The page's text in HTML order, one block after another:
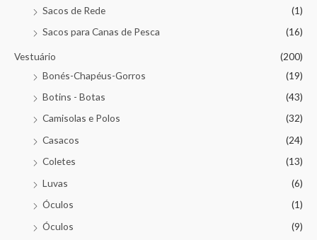
Sacos de Rede
(1)
Sacos para Canas de Pesca
(16)
Vestuário
(200)
Bonés-Chapéus-Gorros
(19)
Botins - Botas
(43)
Camisolas e Polos
(32)
Casacos
(24)
Coletes
(13)
Luvas
(6)
Óculos
(1)
Óculos
(9)